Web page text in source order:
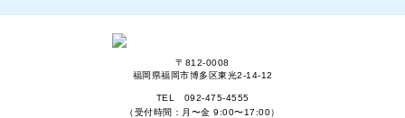
〒812-0008
福岡県福岡市博多区東光2-14-12
TEL 092-475-4555
（受付時間：月〜金 9:00〜17:00）